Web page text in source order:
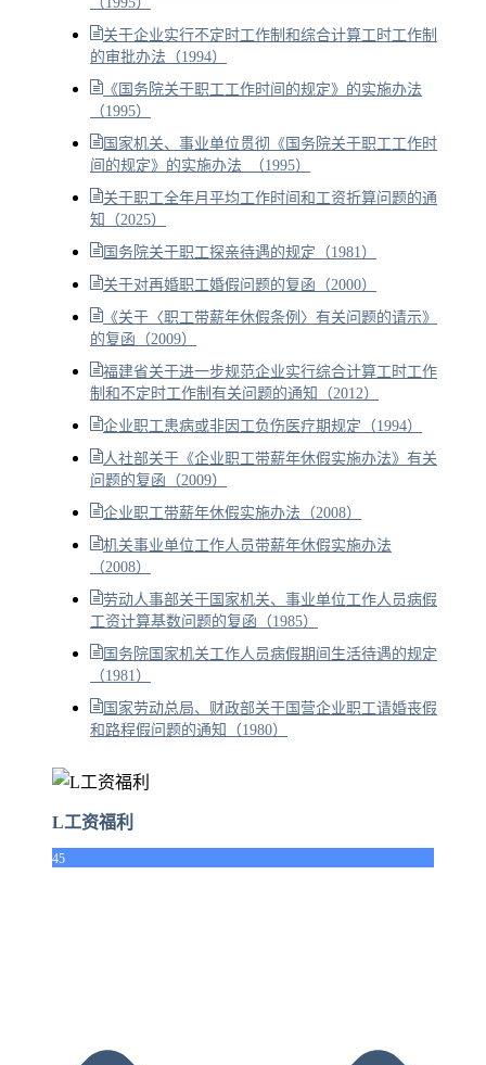
关于企业实行不定时工作制和综合计算工时工作制
的审批办法（1994）
《国务院关于职工工作时间的规定》的实施办法
（1995）
国家机关、事业单位贯彻《国务院关于职工工作时
间的规定》的实施办法 （1995）
关于职工全年月平均工作时间和工资折算问题的通
知（2025）
国务院关于职工探亲待遇的规定（1981）
关于对再婚职工婚假问题的复函（2000）
《关于〈职工带薪年休假条例〉有关问题的请示》
的复函（2009）
福建省关于进一步规范企业实行综合计算工时工作
制和不定时工作制有关问题的通知（2012）
企业职工患病或非因工负伤医疗期规定（1994）
人社部关于《企业职工带薪年休假实施办法》有关
问题的复函（2009）
企业职工带薪年休假实施办法（2008）
机关事业单位工作人员带薪年休假实施办法
（2008）
劳动人事部关于国家机关、事业单位工作人员病假
工资计算基数问题的复函（1985）
国务院国家机关工作人员病假期间生活待遇的规定
（1981）
国家劳动总局、财政部关于国营企业职工请婚丧假
和路程假问题的通知（1980）
L工资福利
45